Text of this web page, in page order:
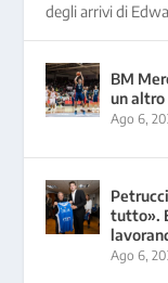
degli arrivi di
BM
un altro
Ago 6,
tutto».
Ago 6,